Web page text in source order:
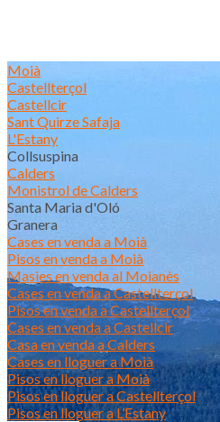
Moià
Castellterçol
Castellcir
Sant Quirze Safaja
L'Estany
Collsuspina
Calders
Monistrol de Calders
Santa Maria d'Oló
Granera
Cases en venda a Moià
Pisos en venda a Moià
Masies en venda al Moianès
Cases en venda a Castellterçol
Pisos en venda a Castellterçol
Cases en venda a Castellcir
Casa en venda a Calders
Cases en lloguer a Moià
Pisos en lloguer a Moià
Pisos en lloguer a Castellterçol
Pisos en lloguer a L’Estany